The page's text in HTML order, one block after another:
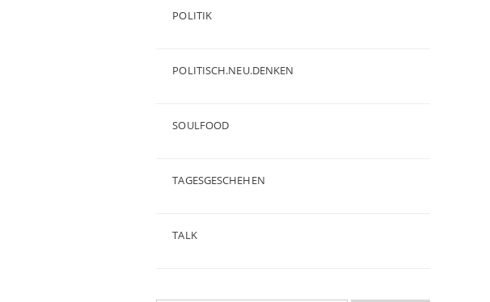
POLITIK
POLITISCH.NEU.DENKEN
SOULFOOD
TAGESGESCHEHEN
TALK